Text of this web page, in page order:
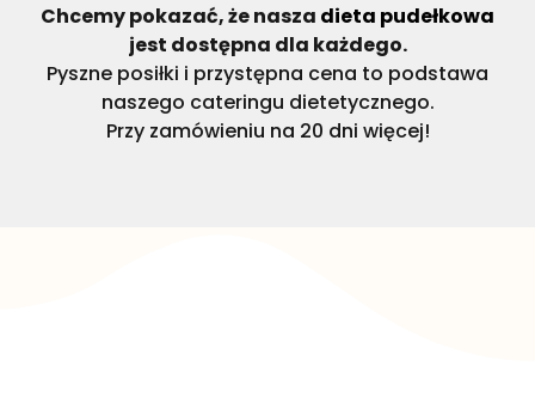
Chcemy pokazać, że nasza dieta pudełkowa
jest dostępna dla każdego.
Pyszne posiłki i przystępna cena to podstawa
naszego cateringu dietetycznego.
Przy zamówieniu na 20 dni więcej!